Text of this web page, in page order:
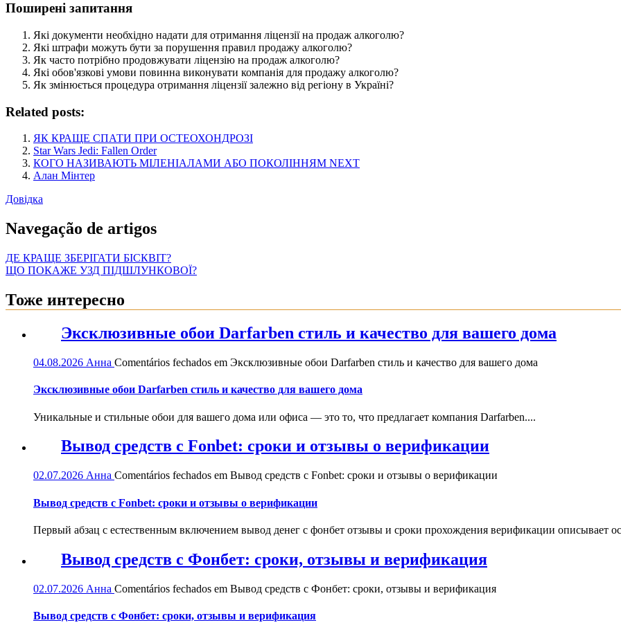
Поширені запитання
Які документи необхідно надати для отримання ліцензії на продаж алкоголю?
Які штрафи можуть бути за порушення правил продажу алкоголю?
Як часто потрібно продовжувати ліцензію на продаж алкоголю?
Які обов'язкові умови повинна виконувати компанія для продажу алкоголю?
Як змінюється процедура отримання ліцензії залежно від регіону в Україні?
Related posts:
ЯК КРАЩЕ СПАТИ ПРИ ОСТЕОХОНДРОЗІ
Star Wars Jedi: Fallen Order
КОГО НАЗИВАЮТЬ МІЛЕНІАЛАМИ АБО ПОКОЛІННЯМ NEXT
Алан Мінтер
Довідка
Navegação de artigos
ДЕ КРАЩЕ ЗБЕРІГАТИ БІСКВІТ?
ЩО ПОКАЖЕ УЗД ПІДШЛУНКОВОЇ?
Тоже интересно
Эксклюзивные обои Darfarben стиль и качество для вашего дома
04.08.2026 Анна Comentários fechados em Эксклюзивные обои Darfarben стиль и качество для вашего дома
Эксклюзивные обои Darfarben стиль и качество для вашего дома
Уникальные и стильные обои для вашего дома или офиса — это то, что предлагает компания Darfarben....
Вывод средств с Fonbet: сроки и отзывы о верификации
02.07.2026 Анна Comentários fechados em Вывод средств с Fonbet: сроки и отзывы о верификации
Вывод средств с Fonbet: сроки и отзывы о верификации
Первый абзац с естественным включением вывод денег с фонбет отзывы и сроки прохождения верификации описывает
Вывод средств с Фонбет: сроки, отзывы и верификация
02.07.2026 Анна Comentários fechados em Вывод средств с Фонбет: сроки, отзывы и верификация
Вывод средств с Фонбет: сроки, отзывы и верификация